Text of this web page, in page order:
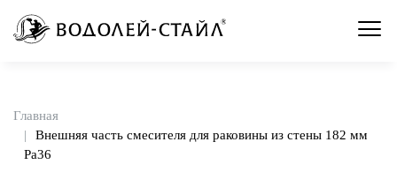
Главная
Внешняя часть смесителя для раковины из стены 182 мм
Pa36